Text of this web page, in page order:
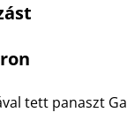
tett panaszt